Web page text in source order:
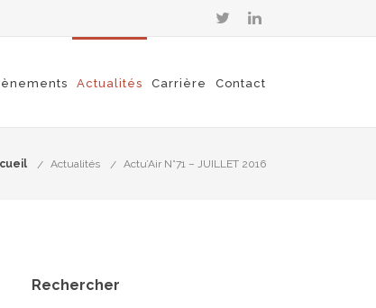
Actualités Carrière Contact
Actualités Actu’Air N°71 – JUILLET 2016
Rechercher